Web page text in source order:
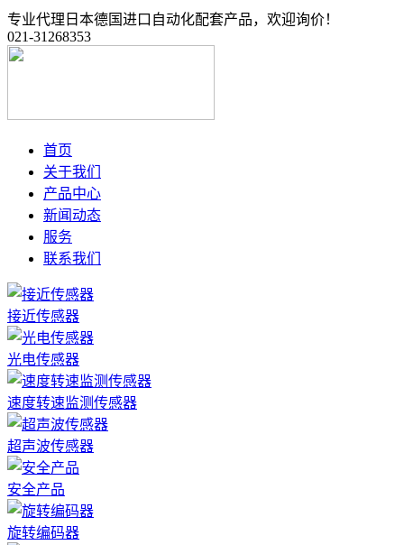
专业代理日本德国进口自动化配套产品，欢迎询价！
021-31268353
首页
关于我们
产品中心
新闻动态
服务
联系我们
接近传感器
光电传感器
速度转速监测传感器
超声波传感器
安全产品
旋转编码器